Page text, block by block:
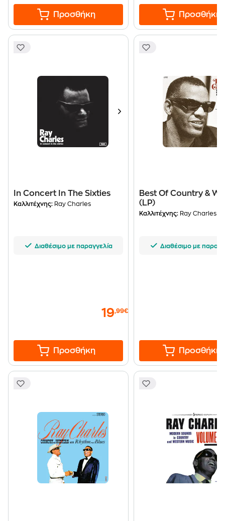
Προσθήκη Προσθήκη
In Concert In The Sixties
Καλλιτέχνης: Ray Charles
Διαθέσιμο με παραγγελία
19,99€
Προσθήκη
Best Of Country &
(LP)
Καλλιτέχνης: Ray Charles
Διαθέσιμο με
Προσθήκη